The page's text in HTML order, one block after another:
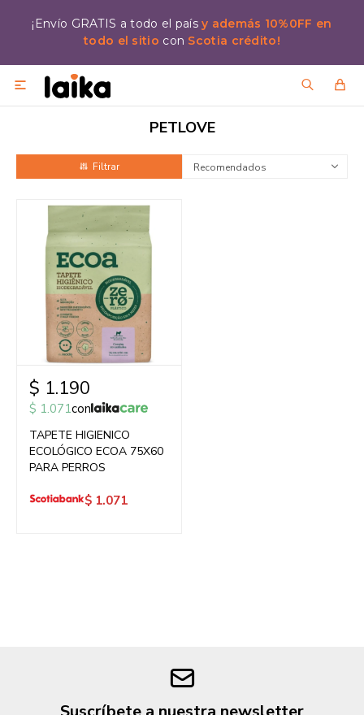
¡Envío GRATIS a todo el paísy además 10%0FF en
todo el sitio con Scotia crédito!

PETLOVE
Recomendados
$ 1.190
$ 1.071con
TAPETE HIGIENICO
ECOLÓGICO ECOA 75X60
PARA PERROS
$ 1.071